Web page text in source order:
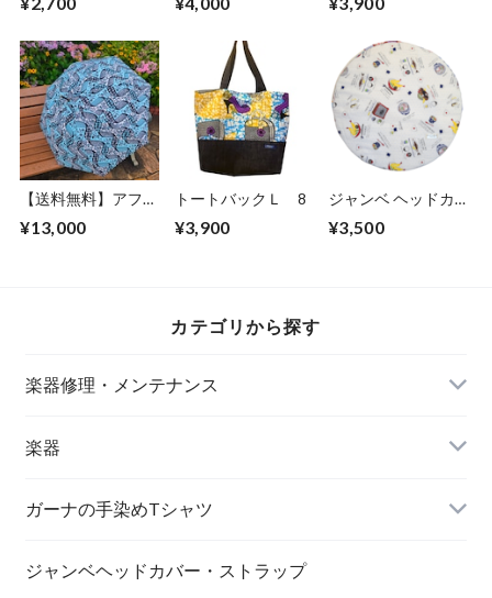
Wiltgen
ズ！
【送料無料】アフリ
¥13,000
トートバックＬ 8
¥3,900
ジャンベ ヘッドカ
¥3,500
カテゴリから探す
楽器修理・メンテナンス
楽器
アサラト
ガーナの手染めTシャツ
MAMA AFRICA
ジャンベヘッドカバー・ストラップ